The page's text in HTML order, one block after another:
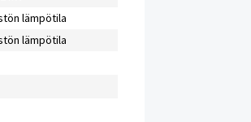
lämpötila
lämpötila